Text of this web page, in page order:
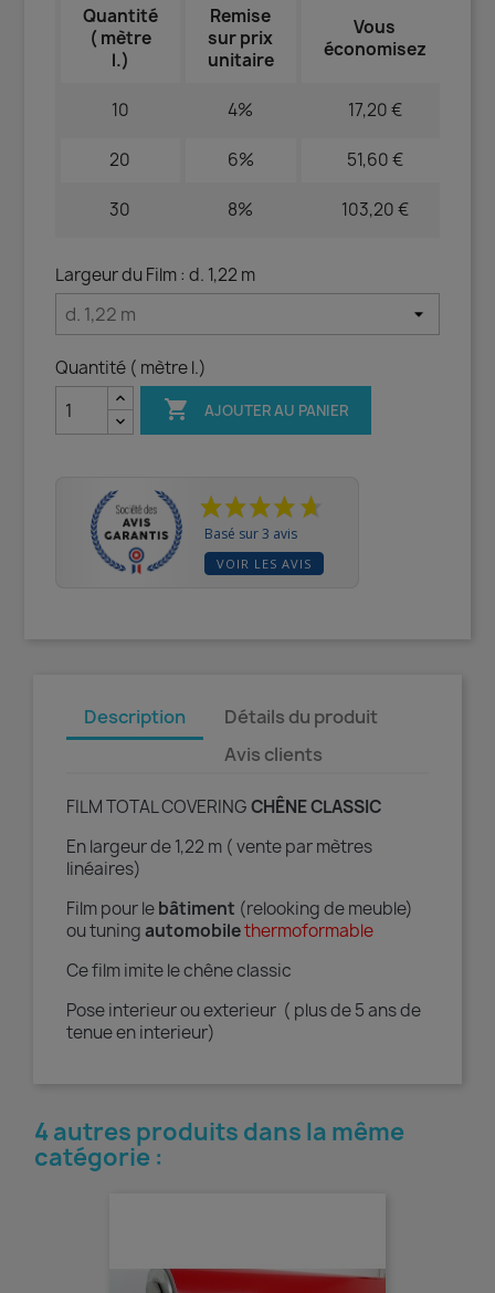
Quantité
( mètre
l.)
Remise
sur prix
unitaire
Vous
économisez
10 4% 17,20 €
20 6% 51,60 €
30 8% 103,20 €
Largeur du Film : d. 1,22 m
Quantité ( mètre l.)
 AJOUTER AU PANIER
Basé sur 3 avis
VOIR LES AVIS
Description
Détails du produit
Avis clients
FILM TOTAL COVERINGCHÊNE CLASSIC
En largeur de 1,22 m ( vente par mètres
linéaires)
Film pour lebâtiment (relooking de meuble)
ou tuningautomobilethermoformable
Ce film imite le chêne classic
Pose interieur ou exterieur ( plus de 5 ans de
tenue en interieur)
4 autres produits dans la même
catégorie :